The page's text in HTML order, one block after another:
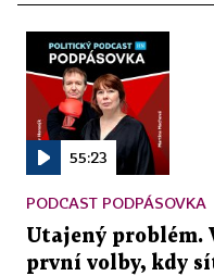
55:23
PODCAST PODPÁSOVKA
Utajený problém.
první volby, kdy